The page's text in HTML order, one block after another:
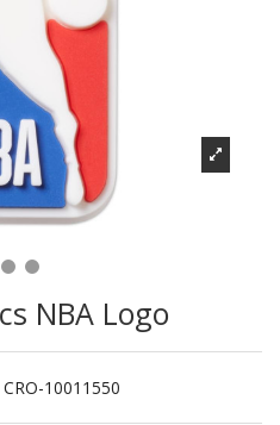
NBA Logo
CRO-10011550